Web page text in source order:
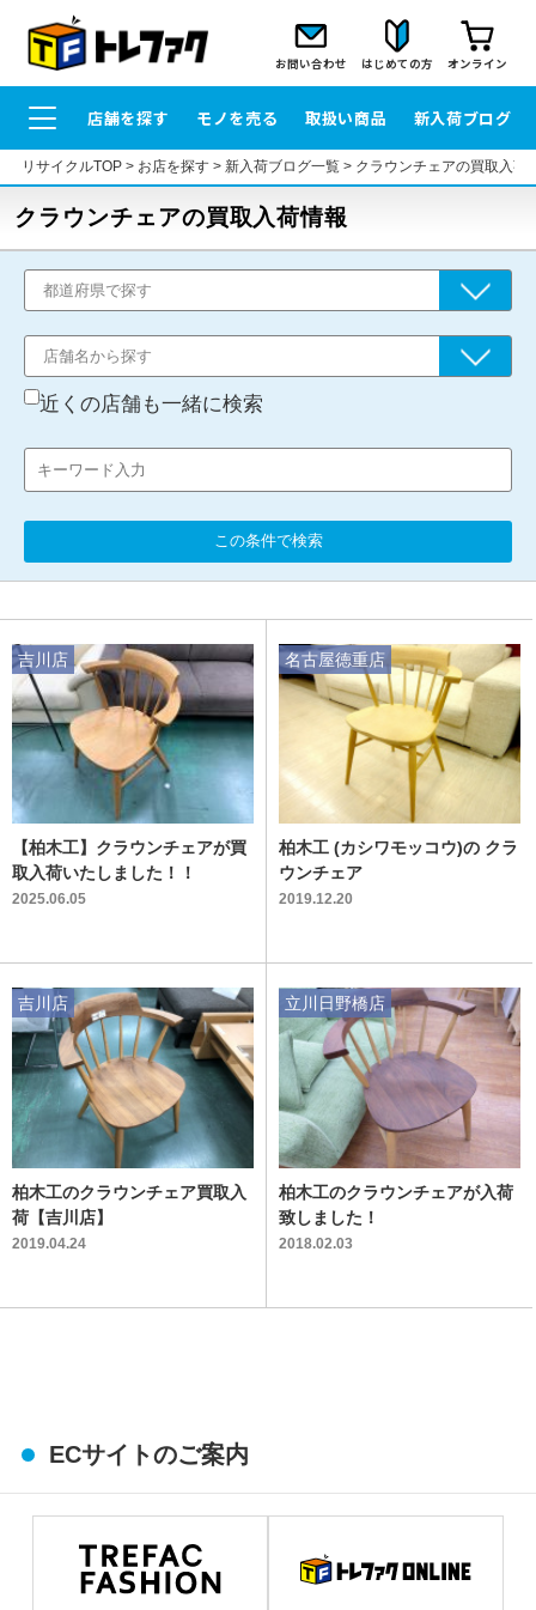
お問い合わせ はじめての方 オンライン
店舗を探す モノを売る 取扱い商品 新入荷ブログ
リサイクルTOP> お店を探す> 新入荷ブログ一覧> クラウンチェアの買取入荷
クラウンチェアの買取入荷情報
近くの店舗も一緒に検索
この条件で検索
【柏木工】クラウンチェアが買
取入荷いたしました！！
2025.06.05
吉川店
柏木工 (カシワモッコウ)の クラ
ウンチェア
2019.12.20
名古屋徳重店
柏木工のクラウンチェア買取入
荷【吉川店】
2019.04.24
吉川店
柏木工のクラウンチェアが入荷
致しました！
2018.02.03
立川日野橋店
ECサイトのご案内